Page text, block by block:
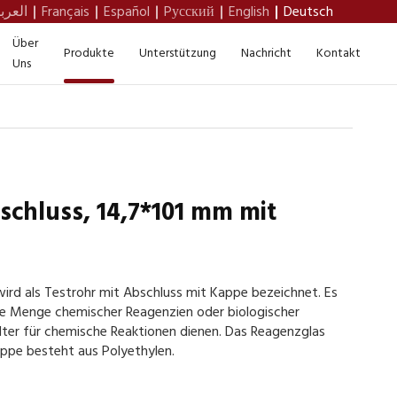
Français Español Pусский English Deutsch
Über
Uns
Produkte Unterstützung Nachricht Kontakt
14,7*101 mm mit
als Testrohr mit Abschluss mit Kappe bezeichnet. Es
chemischer Reagenzien oder biologischer
für chemische Reaktionen dienen. Das Reagenzglas
besteht aus Polyethylen.